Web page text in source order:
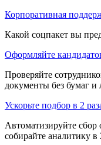
Корпоративная
Какой соцпакет вы
Оформляйте
Проверяйте
документы без бумаг и
Ускорьте подбор в 2
Автоматизируйте сбор
собирайте аналитику в